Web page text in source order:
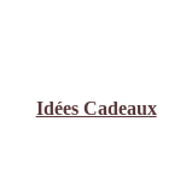
Idées Cadeaux